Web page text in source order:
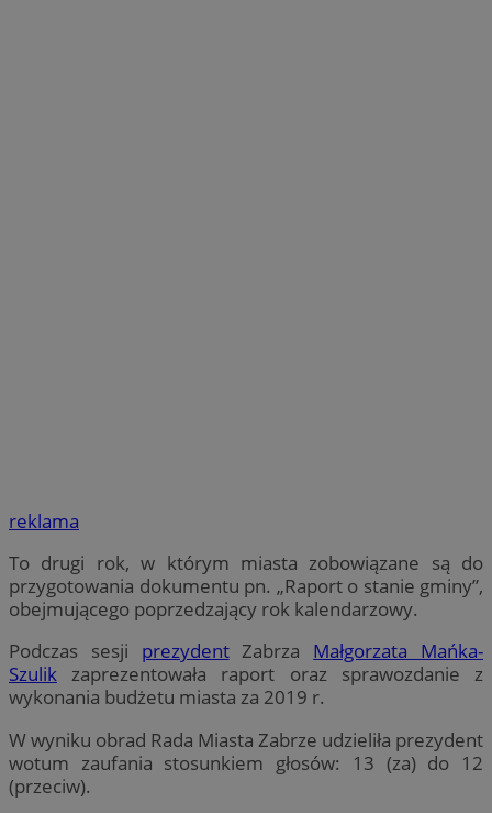
reklama
To drugi rok, w którym miasta zobowiązane są do
przygotowania dokumentu pn. „Raport o stanie gminy”,
obejmującego poprzedzający rok kalendarzowy.
Podczas sesji prezydentZabrza Małgorzata Mańka-
Szulik zaprezentowała raport oraz sprawozdanie z
wykonania budżetu miasta za 2019 r.
W wyniku obrad Rada Miasta Zabrze udzieliła prezydent
wotum zaufania stosunkiem głosów: 13 (za) do 12
(przeciw).